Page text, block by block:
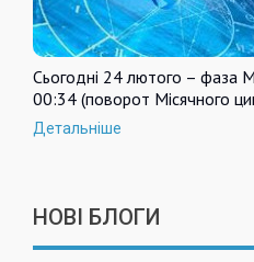
Сьогодні 24 лютого – фаза
00:34 (поворот Місячного
Детальніше
НОВІ БЛОГИ